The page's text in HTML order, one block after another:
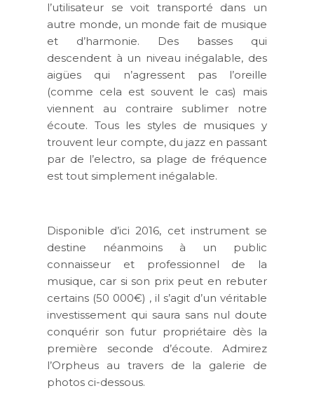
l’utilisateur se voit transporté dans un
autre monde, un monde fait de musique
et d’harmonie. Des basses qui
descendent à un niveau inégalable, des
aigües qui n’agressent pas l’oreille
(comme cela est souvent le cas) mais
viennent au contraire sublimer notre
écoute. Tous les styles de musiques y
trouvent leur compte, du jazz en passant
par de l’electro, sa plage de fréquence
est tout simplement inégalable.
Disponible d’ici 2016, cet instrument se
destine néanmoins à un public
connaisseur et professionnel de la
musique, car si son prix peut en rebuter
certains (50 000€) , il s’agit d’un véritable
investissement qui saura sans nul doute
conquérir son futur propriétaire dès la
première seconde d’écoute. Admirez
l’Orpheus au travers de la galerie de
photos ci-dessous.